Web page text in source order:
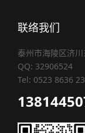
联络我们
泰州市海陵区济川
QQ: 32906524
Tel: 0523 8636